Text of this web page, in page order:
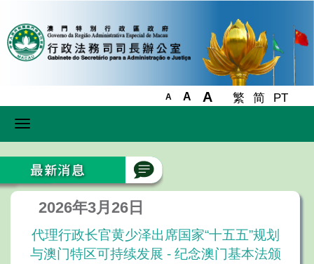
A A A 繁 简 PT
Toggle
2026年3月26日
代理行政长官黄少泽出席国家“十五五”规划
与澳门特区可持续发展 - 纪念澳门基本法颁